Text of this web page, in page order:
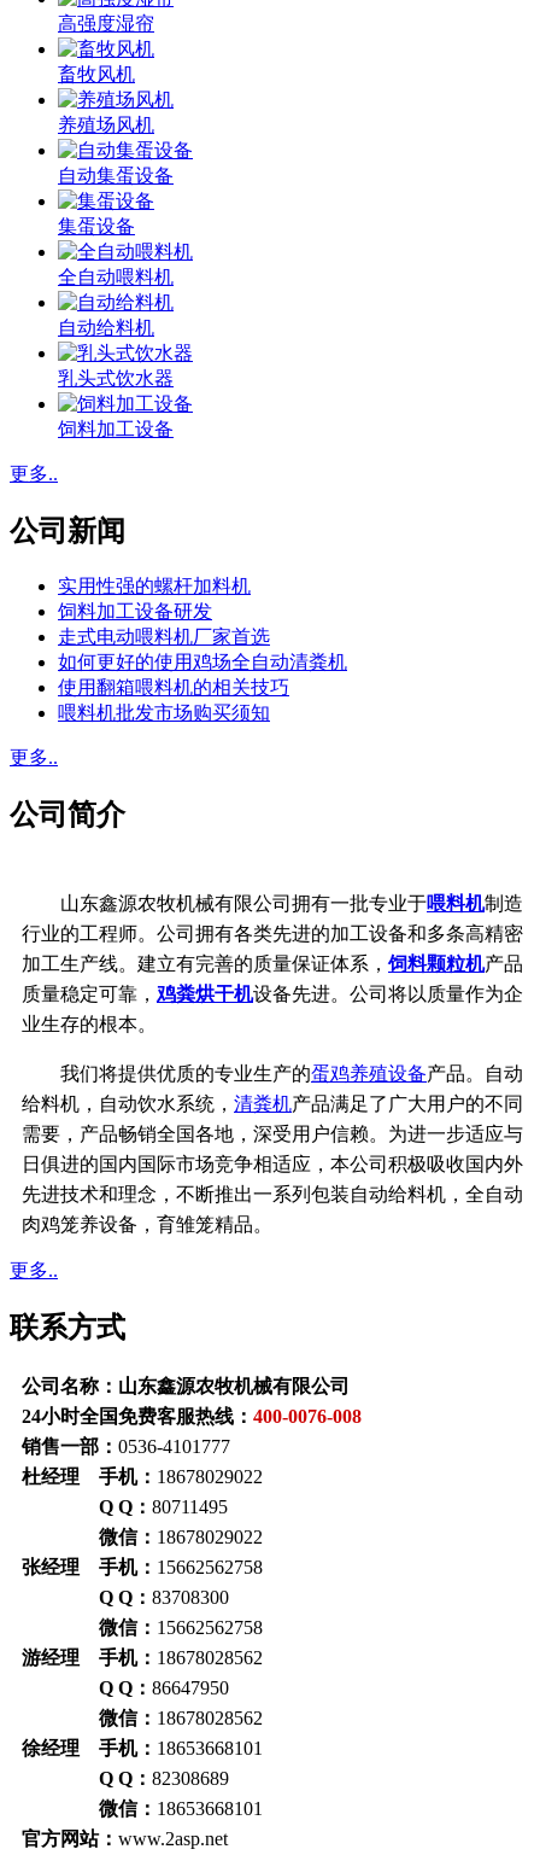
高强度湿帘
畜牧风机
养殖场风机
自动集蛋设备
集蛋设备
全自动喂料机
自动给料机
乳头式饮水器
饲料加工设备
更多..
公司新闻
实用性强的螺杆加料机
饲料加工设备研发
走式电动喂料机厂家首选
如何更好的使用鸡场全自动清粪机
使用翻箱喂料机的相关技巧
喂料机批发市场购买须知
更多..
公司简介
山东鑫源农牧机械有限公司拥有一批专业于喂料机制造
行业的工程师。公司拥有各类先进的加工设备和多条高精密
加工生产线。建立有完善的质量保证体系，饲料颗粒机产品
质量稳定可靠， 鸡粪烘干机设备先进。公司将以质量作为企
业生存的根本。
我们将提供优质的专业生产的蛋鸡养殖设备产品。自动
给料机，自动饮水系统， 清粪机产品满足了广大用户的不同
需要，产品畅销全国各地，深受用户信赖。为进一步适应与
日俱进的国内国际市场竞争相适应，本公司积极吸收国内外
先进技术和理念，不断推出一系列包装自动给料机，全自动
肉鸡笼养设备，育雏笼精品。
更多..
联系方式
公司名称：山东鑫源农牧机械有限公司
24小时全国免费客服热线： 400-0076-008
销售一部： 0536-4101777
杜经理 手机： 18678029022
Q Q： 80711495
微信： 18678029022
张经理 手机： 15662562758
Q Q： 83708300
微信： 15662562758
游经理 手机： 18678028562
Q Q： 86647950
微信： 18678028562
徐经理 手机： 18653668101
Q Q： 82308689
微信： 18653668101
官方网站： www.2asp.net